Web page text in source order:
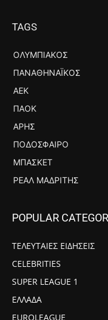
TAGS
ΟΛΥΜΠΙΑΚΌΣ
ΠΑΝΑΘΗΝΑΪΚΌΣ
ΑΕΚ
ΠΑΟΚ
ΆΡΗΣ
ΠΟΔΌΣΦΑΙΡΟ
ΜΠΆΣΚΕΤ
ΡΕΆΛ ΜΑΔΡΊΤΗΣ
POPULAR
ΤΕΛΕΥΤΑΙΕΣ ΕΙΔΗΣΕΙΣ
CELEBRITIES
SUPER LEAGUE 1
ΕΛΛΑΔΑ
EUROLEAGUE